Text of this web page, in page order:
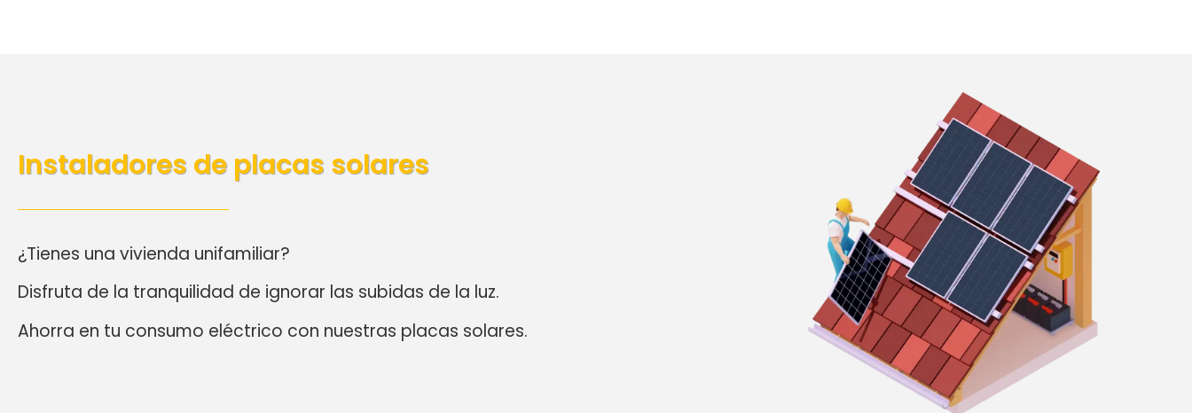
Instaladores de placas solares
¿Tienes una vivienda unifamiliar?
Disfruta de la tranquilidad de ignorar las subidas de la luz.
Ahorra en tu consumo eléctrico con nuestras placas solares.